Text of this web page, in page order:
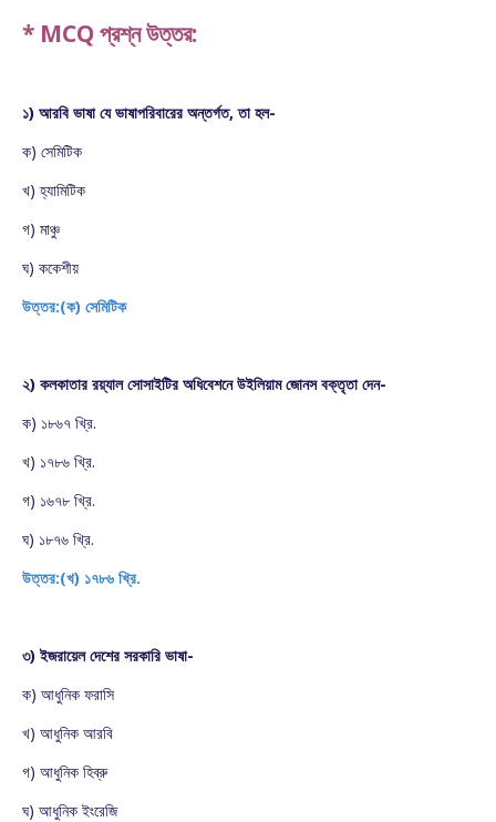
* MCQ প্রশ্ন উত্তর:
১) আরবি ভাষা যে ভাষাপরিবারের অন্তর্গত, তা হল-
ক) সেমিটিক
খ) হ্যামিটিক
গ) মাঞ্চু
ঘ) ককেশীয়
উত্তর:(ক) সেমিটিক
২) কলকাতার রয়্যাল সোসাইটির অধিবেশনে উইলিয়াম জোনস বক্তৃতা দেন-
ক) ১৮৬৭ খ্রি.
খ) ১৭৮৬ খ্রি.
গ) ১৬৭৮ খ্রি.
ঘ) ১৮৭৬ খ্রি.
উত্তর:(খ) ১৭৮৬ খ্রি.
৩) ইজরায়েল দেশের সরকারি ভাষা-
ক) আধুনিক ফরাসি
খ) আধুনিক আরবি
গ) আধুনিক হিব্রু
ঘ) আধুনিক ইংরেজি